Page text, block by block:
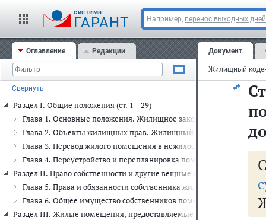
cистема
ГАРАНТ Например, перенос выходных дней
Оглавление Редакции
Свернуть
Раздел I. Общие положения (ст. 1 - 29)
Глава 1. Основные положения. Жилищное законодательство (ст. 1
Глава 2. Объекты жилищных прав. Жилищный фонд.
Глава 3. Перевод жилого помещения в нежилое помещение и
Глава 4. Переустройство и перепланировка помещения в
Раздел II. Право собственности и другие вещные права на жилые
Глава 5. Права и обязанности собственника жилого
Глава 6. Общее имущество собственников помещений в
Раздел III. Жилые помещения, предоставляемые по договорам
Документ